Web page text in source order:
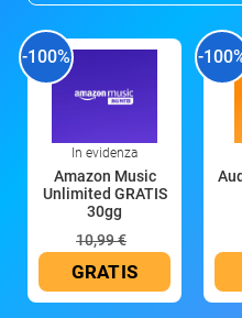
-100%
In evidenza
Amazon Music
Unlimited GRATIS
30gg
10,99 €
GRATIS
-